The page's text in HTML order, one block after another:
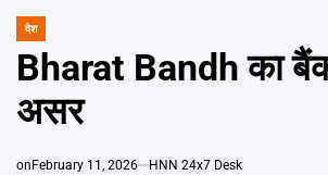
POSTED
IN
देश
Bharat Bandh का
असर
on February 11, 2026 HNN 24x7 Desk